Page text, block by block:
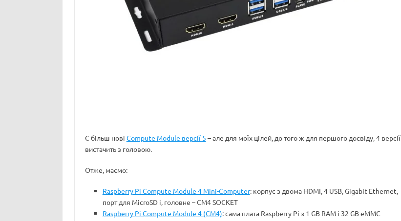
Є більш нові Compute Module версії 5 – але для моїх цілей, до того ж для першого досвіду, 4 версії
вистачить з головою.
Отже, маємо:
Raspberry Pi Compute Module 4 Mini-Computer: корпус з двома HDMI, 4 USB, Gigabit Ethernet,
порт для MicroSD і, головне – CM4 SOCKET
Raspberry Pi Compute Module 4 (CM4): сама плата Raspberry Pi з 1 GB RAM і 32 GB eMMC